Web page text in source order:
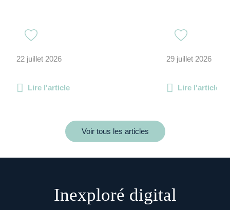
22 juillet 2026
Lire l'article
29 juillet 2026
Lire l'article
Voir tous les articles
Inexploré digital